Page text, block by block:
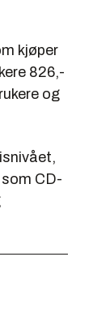
kjøper
826,-
og
CD-